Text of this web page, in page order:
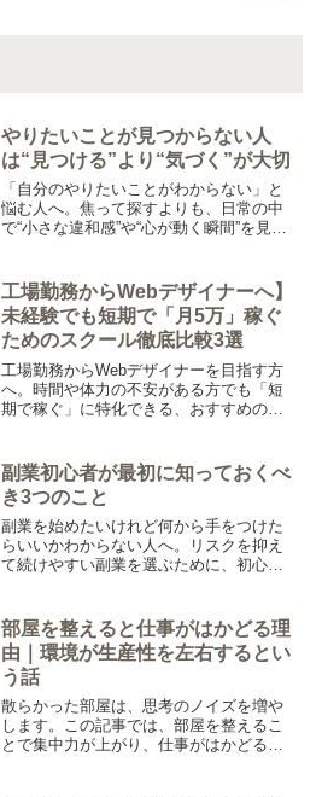
やりたいことが見つからない人
は“見つける”より“気づく”が大切
「自分のやりたいことがわからない」と
悩む人へ。焦って探すよりも、日常の中
で“小さな違和感”や“心が動く瞬間”を見つ
ます。
工場勤務からWebデザイナーへ】
未経験でも短期で「月5万」稼ぐ
ためのスクール徹底比較3選
工場勤務からWebデザイナーを目指す方
へ。時間や体力の不安がある方でも「短
期で稼ぐ」に特化できる、おすすめのオ
ングの活用法を解説します。
副業初心者が最初に知っておくべ
き3つのこと
副業を始めたいけれど何から手をつけた
らいいかわからない人へ。リスクを抑え
て続けやすい副業を選ぶために、初心者
部屋を整えると仕事がはかどる理
由｜環境が生産性を左右するとい
う話
散らかった部屋は、思考のノイズを増や
します。この記事では、部屋を整えるこ
とで集中力が上がり、仕事がはかどる理